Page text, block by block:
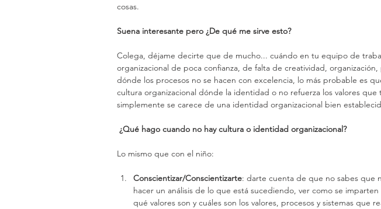
cosas.
Suena interesante pero ¿De qué me sirve esto?
Colega, déjame decirte que de mucho... cuándo en tu equipo de
organizacional de poca confianza, de falta de creatividad,
dónde los procesos no se hacen con excelencia, lo más probable es
cultura organizacional dónde la identidad o no refuerza los valores
simplemente se carece de una identidad organizacional bien
¿Qué hago cuando no hay cultura o identidad organizacional?
Lo mismo que con el niño:
Conscientizar/Conscientizarte: darte cuenta de que no sabes que
hacer un análisis de lo que está sucediendo, ver como se imparten
qué valores son y cuáles son los valores, procesos y sistemas que